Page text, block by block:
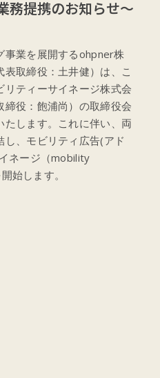
務提携のお知らせ〜
事業を展開するohpner株
取締役：土井健）は、こ
ティーサイネージ株式会
役：飽浦尚）の取締役会
します。これに伴い、両
、モビリティ広告(アド
ネージ（mobility
始します。